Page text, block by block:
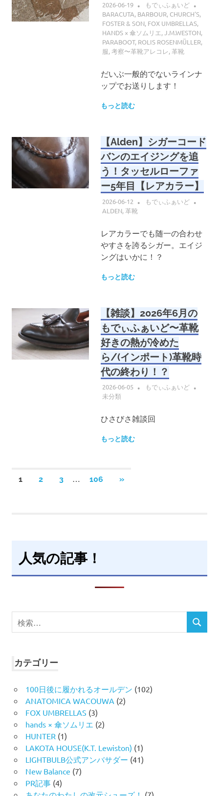
2026-06-19
もでぃふぁいど
BARACUTA, BARBOUR, CHURCH'S,
FOSTER & SON, FOX UMBRELLAS,
HANDS × 傘ソムリエ,J.M.WESTON,
PARABOOT, ROLIS ROSENMÜLLER,
服, 考察〜革靴アレコレ,革靴
だいぶ一般的でないラインナ
ップでお送りします！
もっと読む
【Alden】シガーコード
バンのエイジングを追
う！タッセルローファ
ー5年目【レアカラー】
2026-06-12
もでぃふぁいど
ALDEN,革靴
レアカラーでも随一の合わせ
やすさを誇るシガー。エイジ
ングはいかに！？
もっと読む
【雑談】2026年6月の
もでぃふぁいど〜革靴
好きの熱が冷めた
ら/(インポート)革靴時
代の終わり！？
2026-06-05
もでぃふぁいど
未分類
ひさびさ雑談回
もっと読む
投
ー
ジ
り
1 2 3 … 106
次
»
人気の記事！
検
索
検
カテゴリー
100日後に履かれるオールデン (102)
ANATOMICA WACOUWA (2)
FOX UMBRELLAS (3)
hands × 傘ソムリエ (2)
HUNTER (1)
LAKOTA HOUSE(K.T. Lewiston) (1)
LIGHTBULB公式アンバサダー (41)
New Balance (7)
PR記事(4)